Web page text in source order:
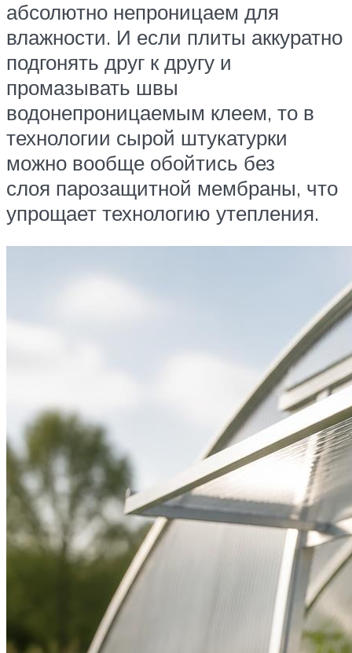
абсолютно непроницаем для
влажности. И если плиты аккуратно
подгонять друг к другу и
промазывать швы
водонепроницаемым клеем, то в
технологии сырой штукатурки
можно вообще обойтись без
слоя парозащитной мембраны, что
упрощает технологию утепления.